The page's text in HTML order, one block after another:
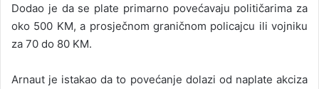
Dodao je da se plate primarno povećavaju političarima za
oko 500 KM, a prosječnom graničnom policajcu ili vojniku
za 70 do 80 KM.
Arnaut je istakao da to povećanje dolazi od naplate akciza